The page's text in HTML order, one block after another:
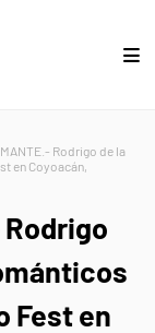
Rodrigo de la
en Coyoacán,
Rodrigo
Fest en